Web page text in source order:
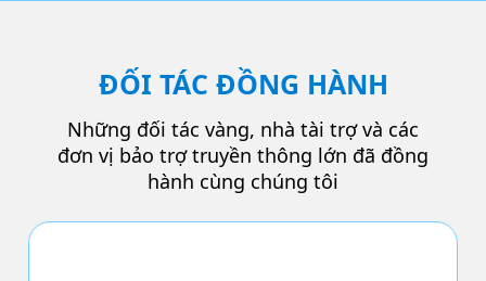
ĐỐI TÁC ĐỒNG HÀNH
Những đối tác vàng, nhà tài trợ và các
đơn vị bảo trợ truyền thông lớn đã đồng
hành cùng chúng tôi